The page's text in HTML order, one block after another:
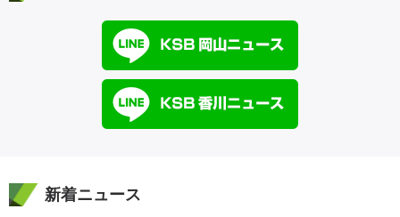
新着ニュース